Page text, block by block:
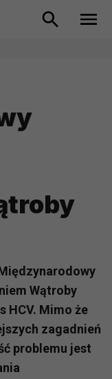
Wątroby
HCV. Mimo że
zagadnień
problemu jest